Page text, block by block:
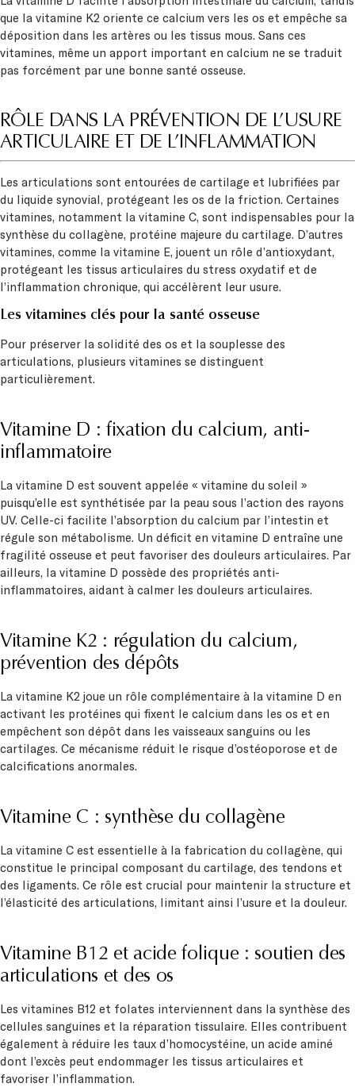
que la vitamine K2 oriente ce calcium vers les os et empêche sa
déposition dans les artères ou les tissus mous. Sans ces
vitamines, même un apport important en calcium ne se traduit
pas forcément par une bonne santé osseuse.
RÔLE DANS LA PRÉVENTION DE L’USURE
ARTICULAIRE ET DE L’INFLAMMATION
Les articulations sont entourées de cartilage et lubrifiées par
du liquide synovial, protégeant les os de la friction. Certaines
vitamines, notamment la vitamine C, sont indispensables pour la
synthèse du collagène, protéine majeure du cartilage. D’autres
vitamines, comme la vitamine E, jouent un rôle d’antioxydant,
protégeant les tissus articulaires du stress oxydatif et de
l’inflammation chronique, qui accélèrent leur usure.
Les vitamines clés pour la santé osseuse
Pour préserver la solidité des os et la souplesse des
articulations, plusieurs vitamines se distinguent
particulièrement.
Vitamine D : fixation du calcium, anti-
inflammatoire
La vitamine D est souvent appelée « vitamine du soleil »
puisqu’elle est synthétisée par la peau sous l’action des rayons
UV. Celle-ci facilite l’absorption du calcium par l’intestin et
régule son métabolisme. Un déficit en vitamine D entraîne une
fragilité osseuse et peut favoriser des douleurs articulaires. Par
ailleurs, la vitamine D possède des propriétés anti-
inflammatoires, aidant à calmer les douleurs articulaires.
Vitamine K2 : régulation du calcium,
prévention des dépôts
La vitamine K2 joue un rôle complémentaire à la vitamine D en
activant les protéines qui fixent le calcium dans les os et en
empêchent son dépôt dans les vaisseaux sanguins ou les
cartilages. Ce mécanisme réduit le risque d’ostéoporose et de
calcifications anormales.
Vitamine C : synthèse du collagène
La vitamine C est essentielle à la fabrication du collagène, qui
constitue le principal composant du cartilage, des tendons et
des ligaments. Ce rôle est crucial pour maintenir la structure et
l’élasticité des articulations, limitant ainsi l’usure et la douleur.
Vitamine B12 et acide folique : soutien des
articulations et des os
Les vitamines B12 et folates interviennent dans la synthèse des
cellules sanguines et la réparation tissulaire. Elles contribuent
également à réduire les taux d’homocystéine, un acide aminé
dont l’excès peut endommager les tissus articulaires et
favoriser l’inflammation.